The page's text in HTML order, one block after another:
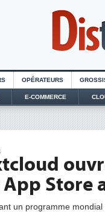
OPÉRATEURS
E-COMMERCE
Store
un programme